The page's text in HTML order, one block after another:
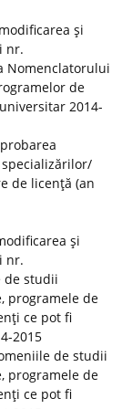
şi
nr.
Nomenclatorului
de
2014-
de licenţă (an
şi
nr.
de studii
programele de
ce pot fi
2015
de studii
programele de
ce pot fi